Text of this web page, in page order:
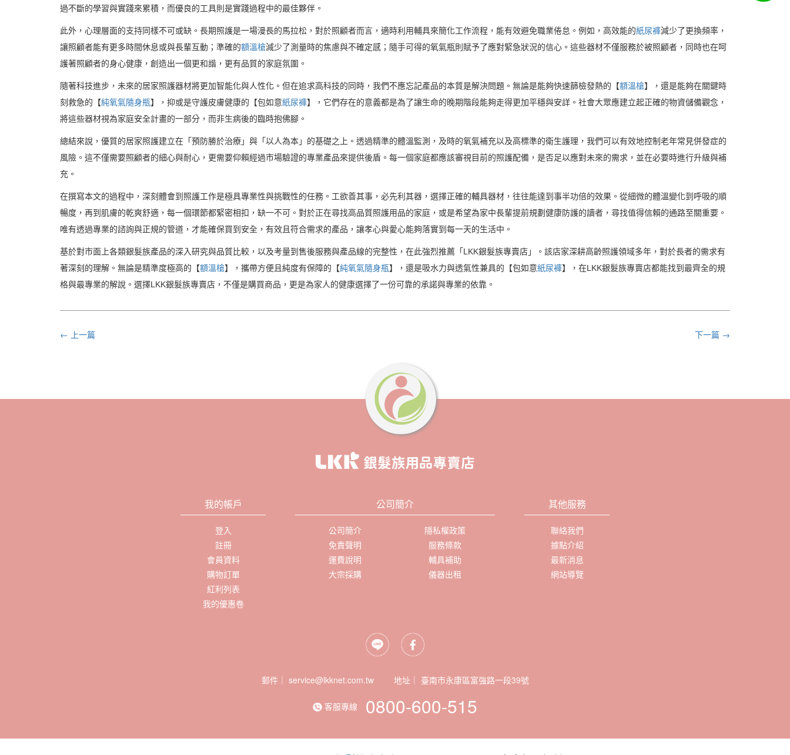
過不斷的學習與實踐來累積，而優良的工具則是實踐過程中的最佳夥伴。
此外，心理層面的支持同樣不可或缺。長期照護是一場漫長的馬拉松，對於照顧者而言，適時利用輔具來簡化工作流程，能有效避免職業倦怠。例如，高效能的紙尿褲減少了更換頻率，
讓照顧者能有更多時間休息或與長輩互動；準確的額溫槍減少了測量時的焦慮與不確定感；隨手可得的氧氣瓶則賦予了應對緊急狀況的信心。這些器材不僅服務於被照顧者，同時也在呵
護著照顧者的身心健康，創造出一個更和諧，更有品質的家庭氛圍。
隨著科技進步，未來的居家照護器材將更加智能化與人性化。但在追求高科技的同時，我們不應忘記產品的本質是解決問題。無論是能夠快速篩檢發熱的【額溫槍】，還是能夠在關鍵時
刻救急的【純氧氣隨身瓶】，抑或是守護皮膚健康的【包如意紙尿褲】，它們存在的意義都是為了讓生命的晚期階段能夠走得更加平穩與安詳。社會大眾應建立起正確的物資儲備觀念，
將這些器材視為家庭安全計畫的一部分，而非生病後的臨時抱佛腳。
總結來說，優質的居家照護建立在「預防勝於治療」與「以人為本」的基礎之上。透過精準的體溫監測，及時的氧氣補充以及高標準的衛生護理，我們可以有效地控制老年常見併發症的
風險。這不僅需要照顧者的細心與耐心，更需要仰賴經過市場驗證的專業產品來提供後盾。每一個家庭都應該審視目前的照護配備，是否足以應對未來的需求，並在必要時進行升級與補
充。
在撰寫本文的過程中，深刻體會到照護工作是極具專業性與挑戰性的任務。工欲善其事，必先利其器，選擇正確的輔具器材，往往能達到事半功倍的效果。從細微的體溫變化到呼吸的順
暢度，再到肌膚的乾爽舒適，每一個環節都緊密相扣，缺一不可。對於正在尋找高品質照護用品的家庭，或是希望為家中長輩提前規劃健康防護的讀者，尋找值得信賴的通路至關重要。
唯有透過專業的諮詢與正規的管道，才能確保買到安全，有效且符合需求的產品，讓孝心與愛心能夠落實到每一天的生活中。
基於對市面上各類銀髮族產品的深入研究與品質比較，以及考量到售後服務與產品線的完整性，在此強烈推薦「LKK銀髮族專賣店」。該店家深耕高齡照護領域多年，對於長者的需求有
著深刻的理解。無論是精準度極高的【額溫槍】，攜帶方便且純度有保障的【純氧氣隨身瓶】，還是吸水力與透氣性兼具的【包如意紙尿褲】，在LKK銀髮族專賣店都能找到最齊全的規
格與最專業的解說。選擇LKK銀髮族專賣店，不僅是購買商品，更是為家人的健康選擇了一份可靠的承諾與專業的依靠。
← 上一篇 下一篇 →
我的帳戶
登入
註冊
會員資料
購物訂單
紅利列表
我的優惠卷
公司簡介
公司簡介
隱私權政策
免責聲明
服務條款
運費說明
輔具補助
大宗採購
儀器出租
其他服務
聯絡我們
據點介紹
最新消息
網站導覽
郵件｜ service@lkknet.com.tw 地址｜
客服專線 0800-600-515